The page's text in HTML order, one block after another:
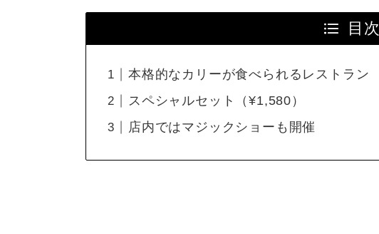
目次
本格的なカリーが食べられるレストラン
スペシャルセット（¥1,580）
店内ではマジックショーも開催